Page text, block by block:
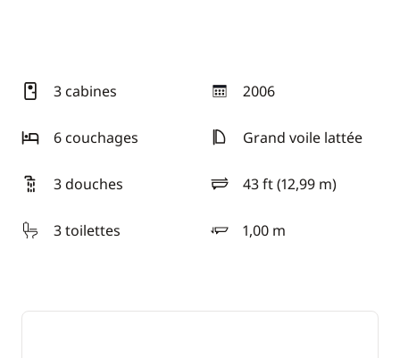
3 cabines 2006
année
6 couchages
Grand voile lattée
3 douches 43 ft (12,99 m)
longueur
3 toilettes
1,00 m
tirant d'eau